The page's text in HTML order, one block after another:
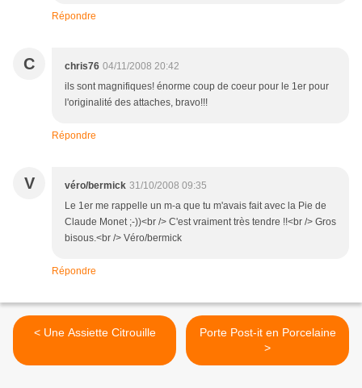
Répondre
C chris76 04/11/2008 20:42
ils sont magnifiques! énorme coup de coeur pour le 1er pour
l'originalité des attaches, bravo!!!
Répondre
V véro/bermick 31/10/2008 09:35
Le 1er me rappelle un m-a que tu m'avais fait avec la Pie de
Claude Monet ;-))<br /> C'est vraiment très tendre !!<br /> Gros
bisous.<br /> Véro/bermick
Répondre
< Une Assiette Citrouille
Porte Post-it en Porcelaine
>